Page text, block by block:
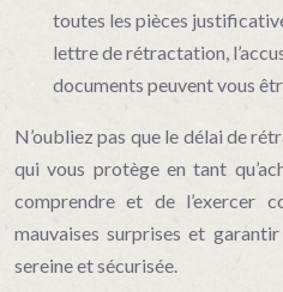
toutes les pièces
lettre de rétractation,
documents peuvent vous
N’oubliez pas que le délai de
qui vous protège en tant
comprendre et de l’exercer
mauvaises surprises et
sereine et sécurisée.